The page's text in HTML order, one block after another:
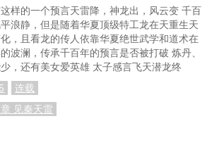
样的一个预言天雷降，神龙出，风云变 千百
浪静，但是随着华夏顶级特工龙在天重生天
，且看龙的传人依靠华夏绝世武学和道术在
波澜，传承千百年的预言是否被打破 炼丹、
，还有美女爱英雄 太子感言飞天潜龙终
连载
见秦天雷